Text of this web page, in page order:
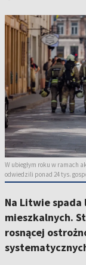
W ubiegłym roku w ramach
odwiedzili ponad 24 tys.
Na Litwie
mieszkalnych.
rosnącej